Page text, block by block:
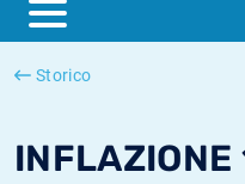
Storico
INFLAZIONE
ESTER
SONIA
Inflazione Italia
Inflazione Stati Uniti
Tassi storici di SONIA
Tassi storici di TONAR